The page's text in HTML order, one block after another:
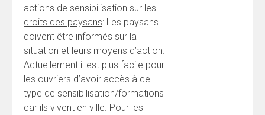
actions de sensibilisation sur les
droits des paysans: Les paysans
doivent être informés sur la
situation et leurs moyens d’action.
Actuellement il est plus facile pour
les ouvriers d’avoir accès à ce
type de sensibilisation/formations
car ils vivent en ville. Pour les